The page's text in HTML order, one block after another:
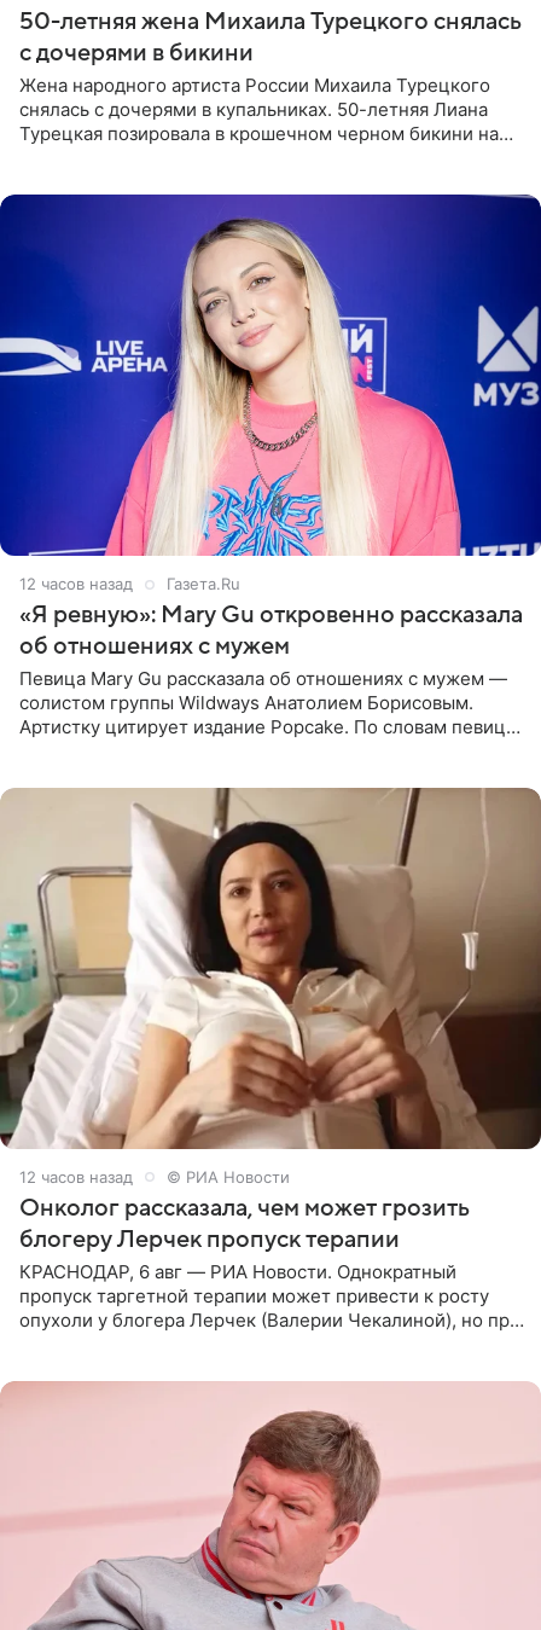
50-летняя жена Михаила Турецкого снялась
с дочерями в бикини
Жена народного артиста России Михаила Турецкого
снялась с дочерями в купальниках. 50-летняя Лиана
Турецкая позировала в крошечном черном бикини на
12 часов назад Газета.Ru
«Я ревную»: Mary Gu откровенно рассказала
об отношениях с мужем
Певица Mary Gu рассказала об отношениях с мужем —
солистом группы Wildways Анатолием Борисовым.
Артистку цитирует издание Popcake. По словам певицы,
12 часов назад © РИА Новости
Онколог рассказала, чем может грозить
блогеру Лерчек пропуск терапии
КРАСНОДАР, 6 авг — РИА Новости. Однократный
пропуск таргетной терапии может привести к росту
опухоли у блогера Лерчек (Валерии Чекалиной), но при